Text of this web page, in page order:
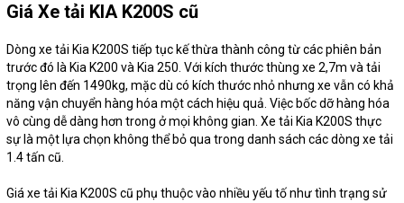
Giá Xe tải KIA K200S cũ
Dòng xe tải Kia K200S tiếp tục kế thừa thành công từ các phiên bản
trước đó là Kia K200 và Kia 250. Với kích thước thùng xe 2,7m và tải
trọng lên đến 1490kg, mặc dù có kích thước nhỏ nhưng xe vẫn có khả
năng vận chuyển hàng hóa một cách hiệu quả. Việc bốc dỡ hàng hóa
vô cùng dễ dàng hơn trong ở mọi không gian. Xe tải Kia K200S thực
sự là một lựa chọn không thể bỏ qua trong danh sách các dòng xe tải
1.4 tấn cũ.
Giá xe tải Kia K200S cũ phụ thuộc vào nhiều yếu tố như tình trạng sử